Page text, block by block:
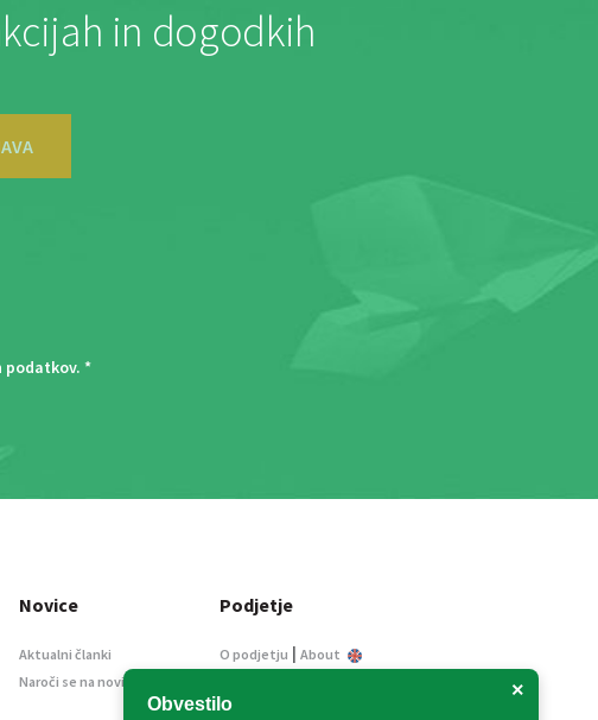
in dogodkih
podatkov. *
×
Obvestilo
Novice
Aktualni članki
Naroči se na novice
Podjetje
O podjetju | About
Informacije javnega